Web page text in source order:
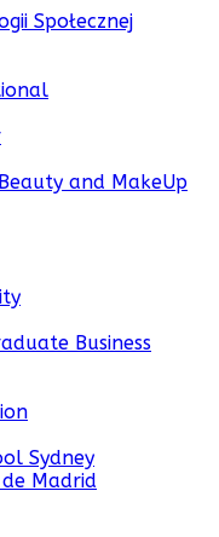
Społecznej
and MakeUp
Business
Sydney
Madrid